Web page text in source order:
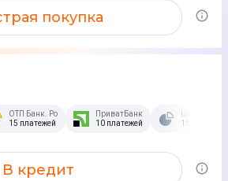
покупка
ОТП Банк. Розстрочка Скибочка.
15 платежей
ПриватБанк
10 платежей
15 платежей
В кредит